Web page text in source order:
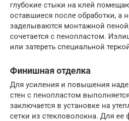
глубокие стыки на клей
оставшиеся после обработки, а
заделываются монтажной
сочетается с пенопластом.
или затереть специальной
Финишная отделка
Для усиления и повышения
стен с пенопластом
заключается в установке на
сетки из стекловолокна. Для